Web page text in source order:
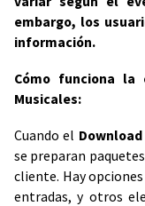
embargo, los
información.
Cómo funciona la
Musicales:
Cuando el
se preparan
cliente. Hay
entradas, y otros